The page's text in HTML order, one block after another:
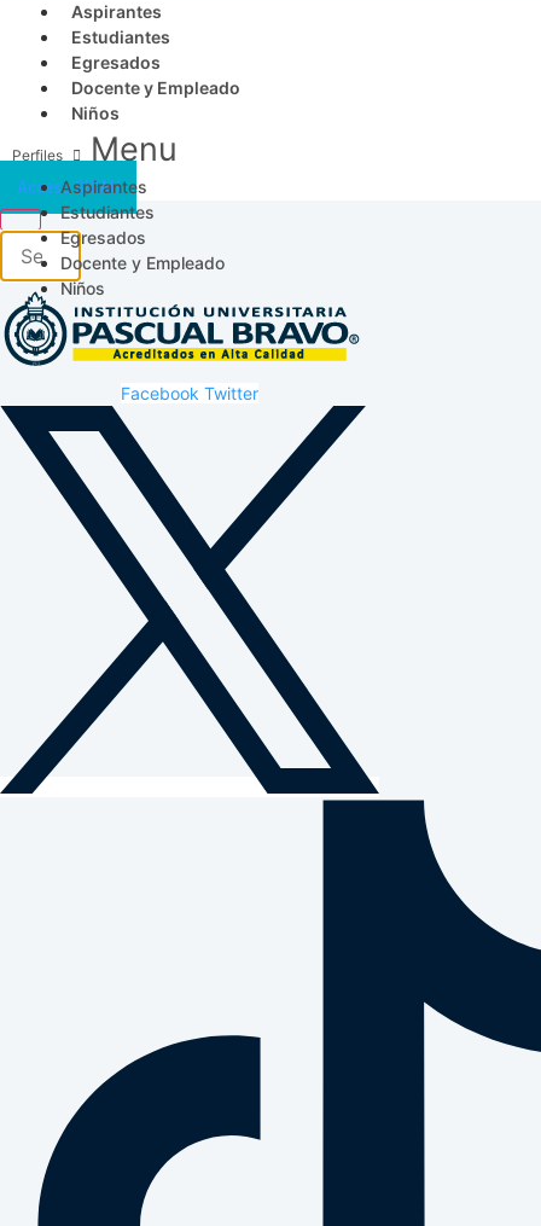
Aspirantes
Estudiantes
Egresados
Docente y Empleado
Niños
Menu
Aspirantes
Estudiantes
Egresados
Docente y Empleado
Niños
Acceso SICAU
Facebook Twitter